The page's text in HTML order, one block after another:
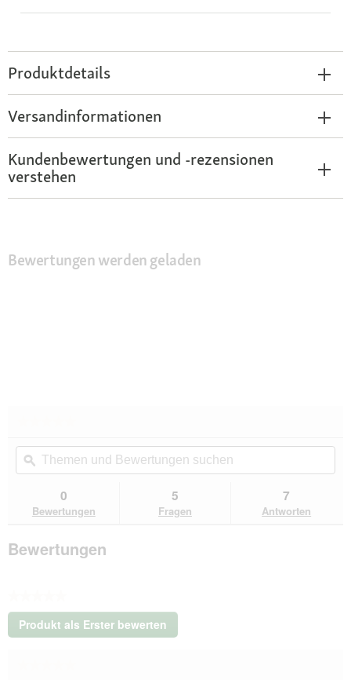
Produktdetails
Versandinformationen
Kundenbewertungen und -rezensionen
verstehen
Bewertungen werden geladen
Beurteilungswert
für
Fressnapf
Fressnapf
Katze
Themen
und
Bewertungen
ϙ
0
Bewertungen
5
Fragen
7
Antworten
Bewertungen
Kein
Beurteilungswert
Produkt als Erster bewerten
.